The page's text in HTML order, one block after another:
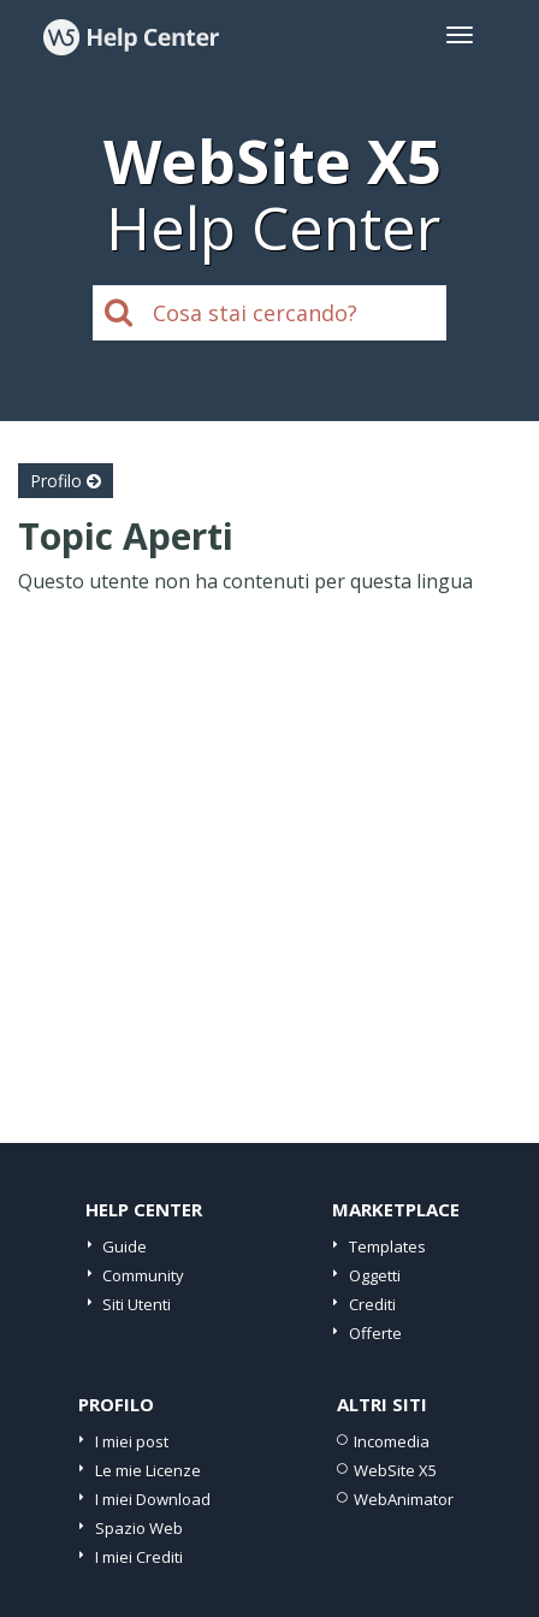
WebSite X5
Help Center
Profilo
Topic Aperti
Questo utente non ha contenuti per questa lingua
HELP CENTER
Guide
Community
Siti Utenti
MARKETPLACE
Templates
Oggetti
Crediti
Offerte
PROFILO
I miei post
Le mie Licenze
I miei Download
Spazio Web
I miei Crediti
ALTRI SITI
Incomedia
WebSite X5
WebAnimator